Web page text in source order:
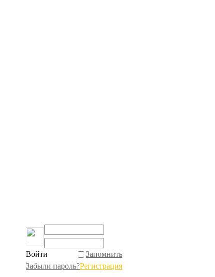
Войти
Запомнить
Забыли пароль?Регистрация